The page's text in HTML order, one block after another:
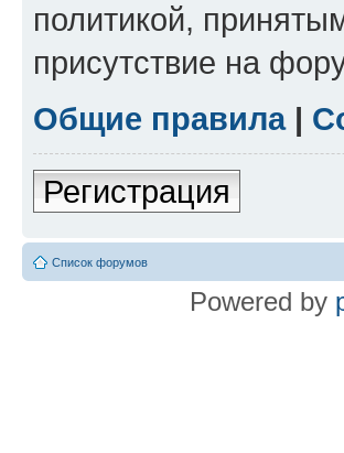
политикой,
присутствие на
Общие правила|
Регистрация
Список форумов
Powered by